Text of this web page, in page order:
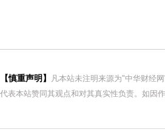
【慎重声明】
凡本站未注明来源为"中华财经
代表本站赞同其观点和对其真实性负责。如因